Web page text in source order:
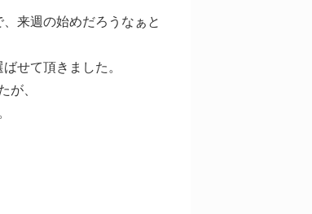
来週の始めだろうなぁと
せて頂きました。
が、